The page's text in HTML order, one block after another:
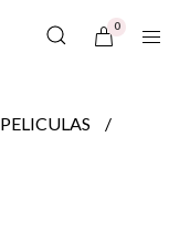
0
PELICULAS